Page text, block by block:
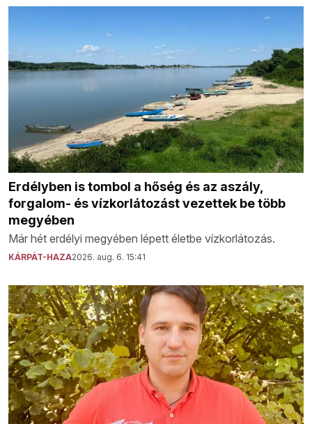
Erdélyben is tombol a hőség és az aszály,
forgalom- és vízkorlátozást vezettek be több
megyében
Már hét erdélyi megyében lépett életbe vízkorlátozás.
KÁRPÁT-HAZA2026. aug. 6. 15:41